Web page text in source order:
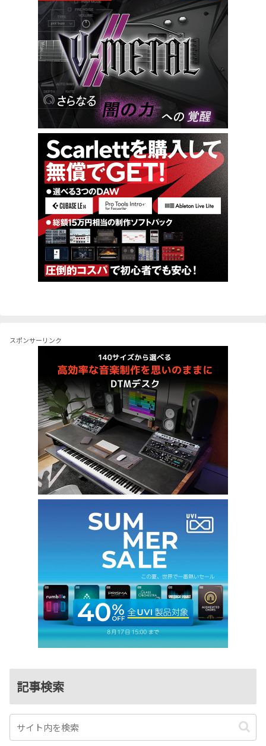
スポンサーリンク
記事検索